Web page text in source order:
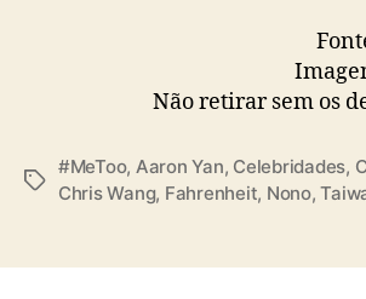
Não retirar sem os
T
#MeToo, Aaron Yan, Celebridades,
Chris Wang, Fahrenheit, Nono,